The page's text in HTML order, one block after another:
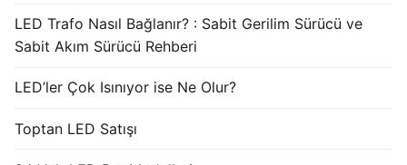
LED Trafo Nasıl Bağlanır? : Sabit Gerilim Sürücü ve
Sabit Akım Sürücü Rehberi
LED’ler Çok Isınıyor ise Ne Olur?
Toptan LED Satışı